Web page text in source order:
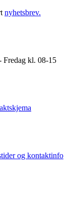
nyhetsbrev.
Fredag kl. 08-15
og kontaktinfo